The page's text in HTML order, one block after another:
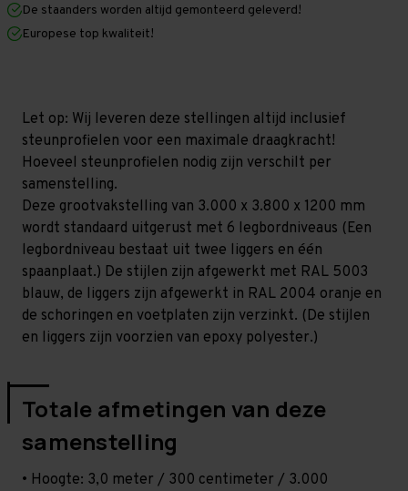
mm
x
1.200
niveaus
GALVA
mm
1.200
niveaus
GALVA
De staanders worden altijd gemonteerd geleverd!
Europese top kwaliteit!
Let op: Wij leveren deze stellingen altijd inclusief
steunprofielen voor een maximale draagkracht!
Hoeveel steunprofielen nodig zijn verschilt per
samenstelling.
Deze grootvakstelling van 3.000 x 3.800 x 1200 mm
wordt standaard uitgerust met 6 legbordniveaus (Een
legbordniveau bestaat uit twee liggers en één
spaanplaat.) De stijlen zijn afgewerkt met RAL 5003
blauw, de liggers zijn afgewerkt in RAL 2004 oranje en
de schoringen en voetplaten zijn verzinkt. (De stijlen
en liggers zijn voorzien van epoxy polyester.)
Totale afmetingen van deze
samenstelling
• Hoogte: 3,0 meter / 300 centimeter / 3.000